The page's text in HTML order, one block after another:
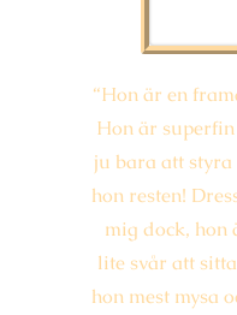
“Hon är en
Hon är
ju bara att
hon resten!
mig dock, hon
lite svår att
hon mest mysa